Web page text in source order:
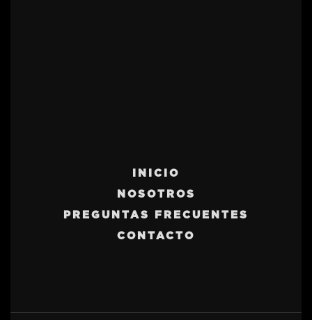
INICIO
NOSOTROS
PREGUNTAS FRECUENTES
CONTACTO